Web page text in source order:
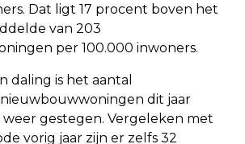
Dat ligt 17 procent boven het
van 203
per 100.000 inwoners.
daling is het aantal
dit jaar
gestegen. Vergeleken met
vorig jaar zijn er zelfs 32